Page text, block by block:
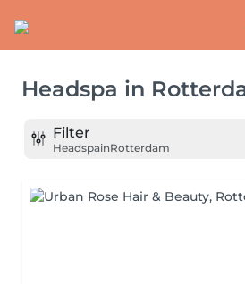
Headspa in
Filter
HeadspainRotterdam